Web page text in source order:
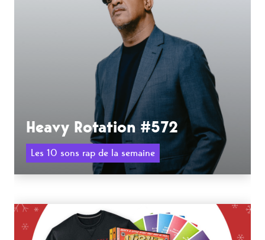
Heavy Rotation #572
Les 10 sons rap de la semaine